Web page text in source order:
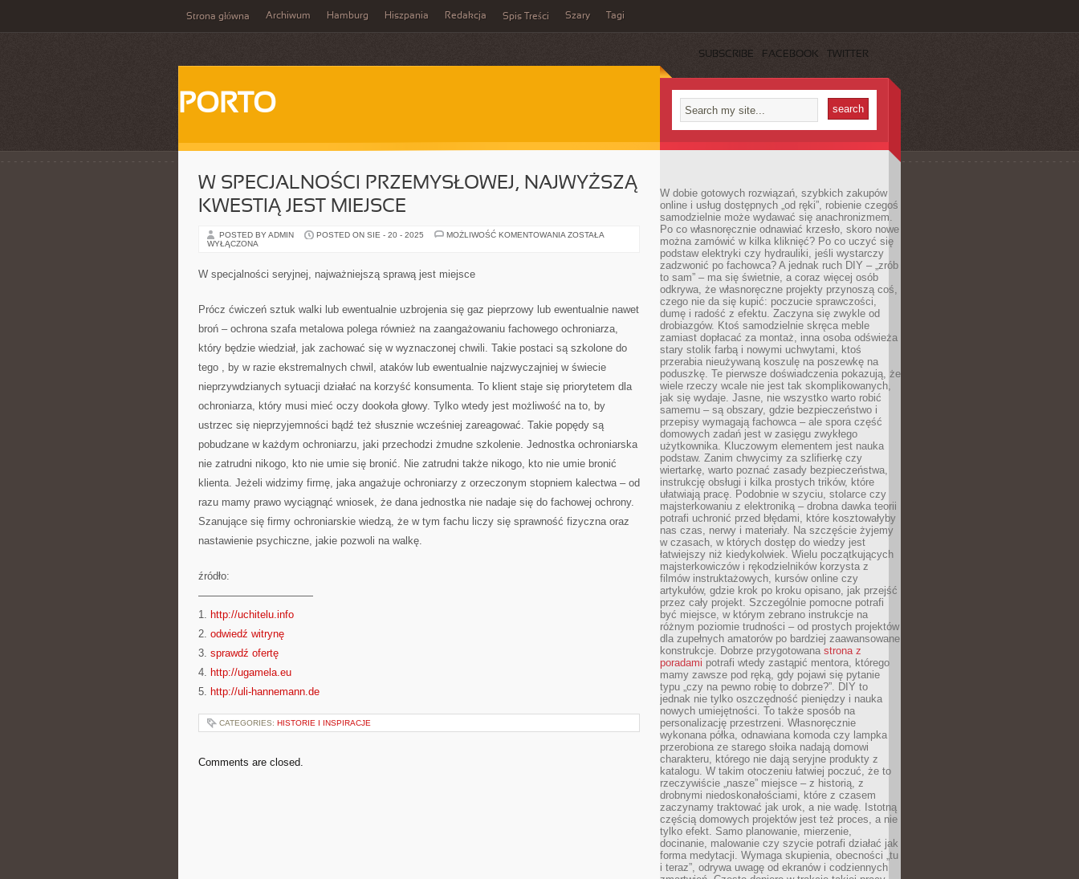
Strona główna Archiwum Hamburg Hiszpania Redakcja Spis Treści Szary Tagi
SUBSCRIBE FACEBOOK TWITTER
PORTO
W SPECJALNOŚCI PRZEMYSŁOWEJ, NAJWYŻSZĄ
KWESTIĄ JEST MIEJSCE
POSTED BY ADMIN POSTED ON SIE - 20 - 2025 MOŻLIWOŚĆ KOMENTOWANIA W
ZOSTAŁA
WYŁĄCZONA
W specjalności seryjnej, najważniejszą sprawą jest miejsce
Prócz ćwiczeń sztuk walki lub ewentualnie uzbrojenia się gaz pieprzowy lub ewentualnie nawet
broń – ochrona szafa metalowa polega również na zaangażowaniu fachowego ochroniarza,
który będzie wiedział, jak zachować się w wyznaczonej chwili. Takie postaci są szkolone do
tego , by w razie ekstremalnych chwil, ataków lub ewentualnie najzwyczajniej w świecie
nieprzywdzianych sytuacji działać na korzyść konsumenta. To klient staje się priorytetem dla
ochroniarza, który musi mieć oczy dookoła głowy. Tylko wtedy jest możliwość na to, by
ustrzec się nieprzyjemności bądź też słusznie wcześniej zareagować. Takie popędy są
pobudzane w każdym ochroniarzu, jaki przechodzi żmudne szkolenie. Jednostka ochroniarska
nie zatrudni nikogo, kto nie umie się bronić. Nie zatrudni także nikogo, kto nie umie bronić
klienta. Jeżeli widzimy firmę, jaka angażuje ochroniarzy z orzeczonym stopniem kalectwa – od
razu mamy prawo wyciągnąć wniosek, że dana jednostka nie nadaje się do fachowej ochrony.
Szanujące się firmy ochroniarskie wiedzą, że w tym fachu liczy się sprawność fizyczna oraz
nastawienie psychiczne, jakie pozwoli na walkę.
źródło:
———————————
1. http://uchitelu.info
2. odwiedź witrynę
3. sprawdź ofertę
4. http://ugamela.eu
5. http://uli-hannemann.de
CATEGORIES: HISTORIE I INSPIRACJE
Comments are closed.
W dobie gotowych rozwiązań, szybkich zakupów
online i usług dostępnych „od ręki”, robienie czegoś
samodzielnie może wydawać się anachronizmem.
Po co własnoręcznie odnawiać krzesło, skoro nowe
można zamówić w kilka kliknięć? Po co uczyć się
podstaw elektryki czy hydrauliki, jeśli wystarczy
zadzwonić po fachowca? A jednak ruch DIY – „zrób
to sam” – ma się świetnie, a coraz więcej osób
odkrywa, że własnoręczne projekty przynoszą coś,
czego nie da się kupić: poczucie sprawczości,
dumę i radość z efektu. Zaczyna się zwykle od
drobiazgów. Ktoś samodzielnie skręca meble
zamiast dopłacać za montaż, inna osoba odświeża
stary stolik farbą i nowymi uchwytami, ktoś
przerabia nieużywaną koszulę na poszewkę na
poduszkę. Te pierwsze doświadczenia pokazują, że
wiele rzeczy wcale nie jest tak skomplikowanych,
jak się wydaje. Jasne, nie wszystko warto robić
samemu – są obszary, gdzie bezpieczeństwo i
przepisy wymagają fachowca – ale spora część
domowych zadań jest w zasięgu zwykłego
użytkownika. Kluczowym elementem jest nauka
podstaw. Zanim chwycimy za szlifierkę czy
wiertarkę, warto poznać zasady bezpieczeństwa,
instrukcję obsługi i kilka prostych trików, które
ułatwiają pracę. Podobnie w szyciu, stolarce czy
majsterkowaniu z elektroniką – drobna dawka teorii
potrafi uchronić przed błędami, które kosztowałyby
nas czas, nerwy i materiały. Na szczęście żyjemy
w czasach, w których dostęp do wiedzy jest
łatwiejszy niż kiedykolwiek. Wielu początkujących
majsterkowiczów i rękodzielników korzysta z
filmów instruktażowych, kursów online czy
artykułów, gdzie krok po kroku opisano, jak przejść
przez cały projekt. Szczególnie pomocne potrafi
być miejsce, w którym zebrano instrukcje na
różnym poziomie trudności – od prostych projektów
dla zupełnych amatorów po bardziej zaawansowane
konstrukcje. Dobrze przygotowana strona z
poradami potrafi wtedy zastąpić mentora, którego
mamy zawsze pod ręką, gdy pojawi się pytanie
typu „czy na pewno robię to dobrze?”. DIY to
jednak nie tylko oszczędność pieniędzy i nauka
nowych umiejętności. To także sposób na
personalizację przestrzeni. Własnoręcznie
wykonana półka, odnawiana komoda czy lampka
przerobiona ze starego słoika nadają domowi
charakteru, którego nie dają seryjne produkty z
katalogu. W takim otoczeniu łatwiej poczuć, że to
rzeczywiście „nasze” miejsce – z historią, z
drobnymi niedoskonałościami, które z czasem
zaczynamy traktować jak urok, a nie wadę. Istotną
częścią domowych projektów jest też proces, a nie
tylko efekt. Samo planowanie, mierzenie,
docinanie, malowanie czy szycie potrafi działać jak
forma medytacji. Wymaga skupienia, obecności „tu
i teraz”, odrywa uwagę od ekranów i codziennych